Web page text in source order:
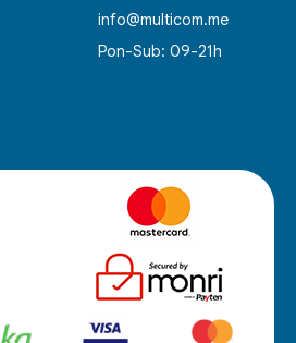
info@multicom.me
Pon-Sub: 09-21h